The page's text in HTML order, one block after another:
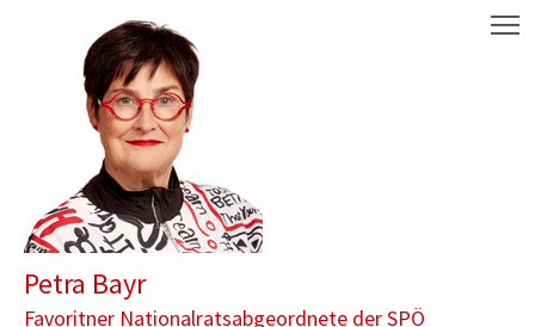
Aktuelle Seite: Internationaler Tag gegen Kinderarbeit: Bayr
Petra Bayr
Favoritner Nationalratsabgeordnete der SPÖ